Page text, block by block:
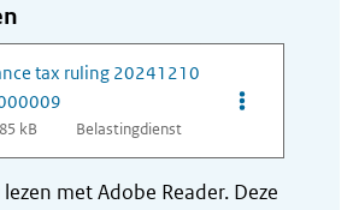
tax ruling 20241210
kB Belastingdienst
Opties van
met Adobe Reader. Deze